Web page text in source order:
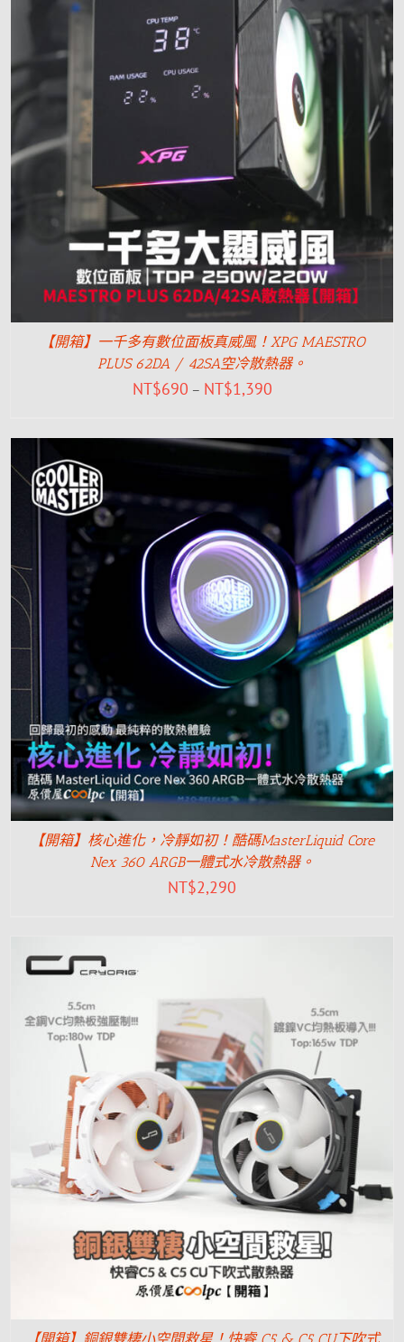
【開箱】一千多有數位面板真威風！XPG MAESTRO
PLUS 62DA / 42SA空冷散熱器。
NT$690 – NT$1,390
【開箱】核心進化，冷靜如初！酷碼MasterLiquid Core
Nex 360 ARGB一體式水冷散熱器。
NT$2,290